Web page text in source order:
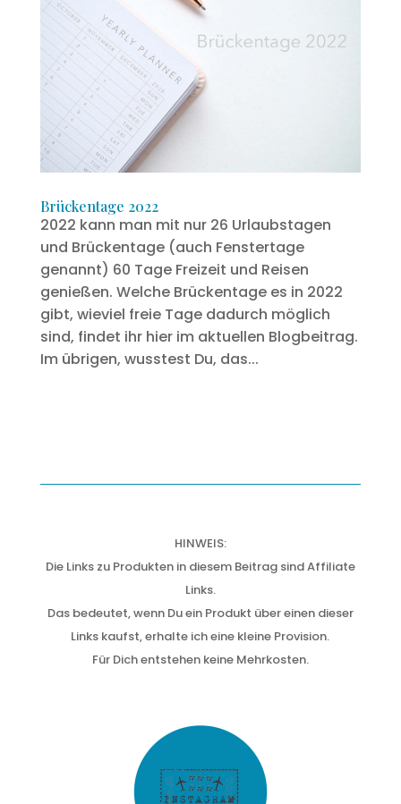
Brückentage 2022
2022 kann man mit nur 26 Urlaubstagen
und Brückentage (auch Fenstertage
genannt) 60 Tage Freizeit und Reisen
genießen. Welche Brückentage es in 2022
gibt, wieviel freie Tage dadurch möglich
sind, findet ihr hier im aktuellen Blogbeitrag.
Im übrigen, wusstest Du, das...
HINWEIS:
Die Links zu Produkten in diesem Beitrag sind Affiliate
Links.
Das bedeutet, wenn Du ein Produkt über einen dieser
Links kaufst, erhalte ich eine kleine Provision.
Für Dich entstehen keine Mehrkosten.